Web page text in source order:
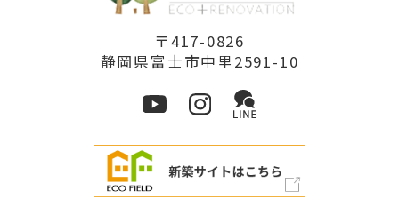
〒417-0826
静岡県富士市中里2591-10